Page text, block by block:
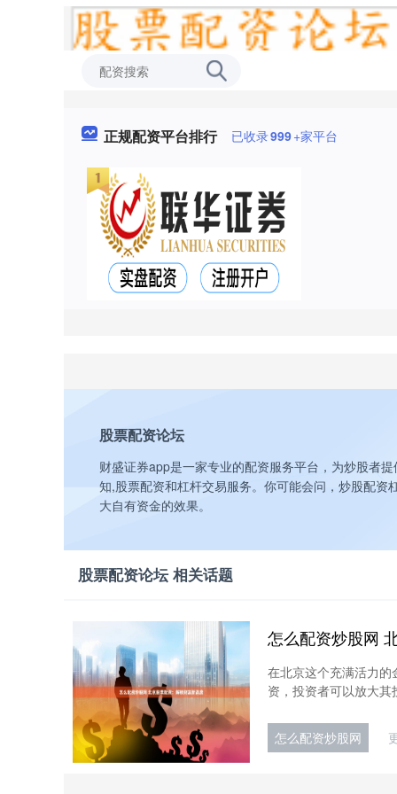
正规配资平台排行 已收录999+家平台
股票配资论坛
财盛证券app是一家专业的配资服务平台，为炒股者
知,股票配资和杠杆交易服务。你可能会问，炒股配
大自有资金的效果。
股票配资论坛 相关话题
怎么配资炒股网
在北京这个充满活力
资，投资者可以放大
怎么配资炒股网